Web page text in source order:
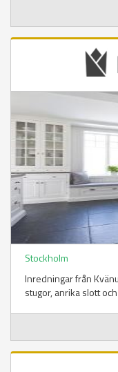
Stockholm
Inredningar från
stugor, anrika slott